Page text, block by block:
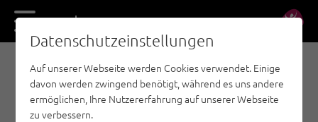
DE EN
MEHRSEILLÄNGEN - OUTDOORREGION IMST
GUGGERKÖPFLE / MS
Datenschutzeinstellungen
Auf unserer Webseite werden Cookies verwendet. Einige
davon werden zwingend benötigt, während es uns andere
ermöglichen, Ihre Nutzererfahrung auf unserer Webseite
zu verbessern.